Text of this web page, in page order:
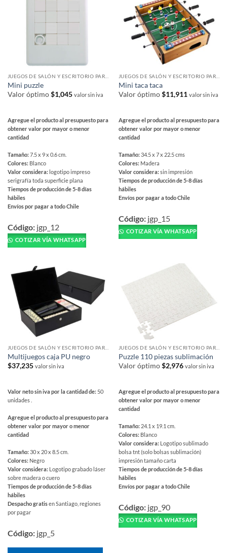
de
producto
pueden
de
producto
JUEGOS DE SALÓN Y ESCRITORIO PARA REGALAR
Mini puzzle
Valor óptimo$1,045 valor sin iva
Agregue el producto al presupuesto para
obtener valor por mayor o menor
cantidad
Tamaño:7.5 x 9 x 0.6 cm.
Colores: Blanco
Valor considera: logotipo impreso
serigrafía toda superficie plana
Tiempos de producción de 5-8 días
hábiles
Envíos por pagar a todo Chile
producto
tiene
múltiples
opciones
pueden
elegir
de
producto
Código: jgp_12
COTIZAR VÍA WHATSAPP
JUEGOS DE SALÓN Y ESCRITORIO PARA REGALAR
Mini taca taca
Valor óptimo$11,911 valor sin iva
Agregue el producto al presupuesto para
obtener valor por mayor o menor
cantidad
Tamaño:34.5 x 7 x 22.5 cms
Colores: Madera
Valor considera:sin impresión
Tiempos de producción de 5-8 días
hábiles
Envíos por pagar a todo Chile
producto
tiene
múltiples
pueden
elegir
de
producto
Código: jgp_15
COTIZAR VÍA WHATSAPP
Multijuegos caja PU negro
$37,235 valor sin iva
Valor neto sin iva por la cantidad de: 50
unidades .
Agregue el producto al presupuesto para
obtener valor por mayor o menor
cantidad
Tamaño:30 x 20 x 8.5 cm.
Colores: Negro
Valor considera: Logotipo grabado láser
sobre madera o cuero
Tiempos de producción de 5-8 días
hábiles
Despacho gratisen Santiago, regiones
por pagar
Código: jgp_5
Puzzle 110 piezas sublimación
Valor óptimo$2,976 valor sin iva
Agregue el producto al presupuesto para
obtener valor por mayor o menor
cantidad
Tamaño: 24.1 x 19.1 cm.
Colores: Blanco
Valor considera: Logotipo sublimado
bolsa tnt (solo bolsas sublimación)
impresión tamaño carta
Tiempos de producción de 5-8 días
hábiles
Envíos por pagar a todo Chile
producto
tiene
múltiples
Código: jgp_90
COTIZAR VÍA WHATSAPP